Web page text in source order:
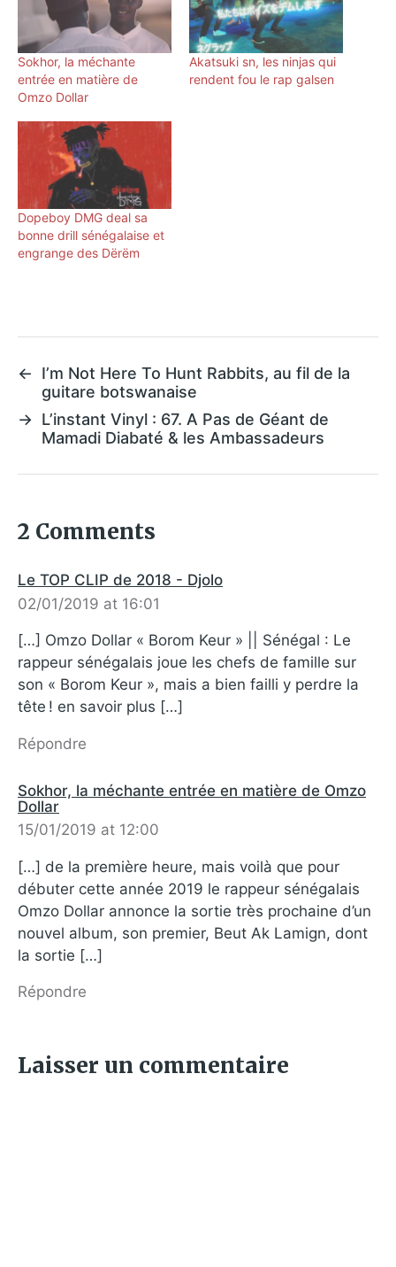
Sokhor, la méchante
entrée en matière de
Omzo Dollar
Akatsuki sn, les ninjas qui
rendent fou le rap galsen
Dopeboy DMG deal sa
bonne drill sénégalaise et
engrange des Dërëm
←
I’m Not Here To Hunt Rabbits, au fil de la
guitare botswanaise
→ L’instant Vinyl : 67. A Pas de Géant de
Mamadi Diabaté & les Ambassadeurs
2 Comments
Le TOP CLIP de 2018 - Djolo
02/01/2019 at 16:01
[…] Omzo Dollar « Borom Keur » || Sénégal : Le
rappeur sénégalais joue les chefs de famille sur
son « Borom Keur », mais a bien failli y perdre la
tête ! en savoir plus […]
Répondre
Sokhor, la méchante entrée en matière de Omzo
Dollar
15/01/2019 at 12:00
[…] de la première heure, mais voilà que pour
débuter cette année 2019 le rappeur sénégalais
Omzo Dollar annonce la sortie très prochaine d’un
nouvel album, son premier, Beut Ak Lamign, dont
la sortie […]
Répondre
Laisser un commentaire